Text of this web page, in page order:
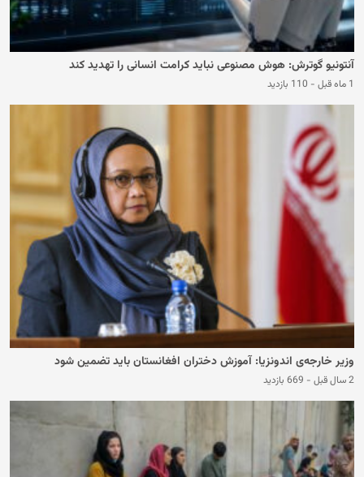
آنتونیو گوترش: هوش مصنوعی نباید کرامت انسانی را تهدید کند
1 ماه قبل - 110 بازدید
وزیر خارجه‌ی اندونزیا: آموزش دختران افغانستان باید تضمین شود
2 سال قبل - 669 بازدید